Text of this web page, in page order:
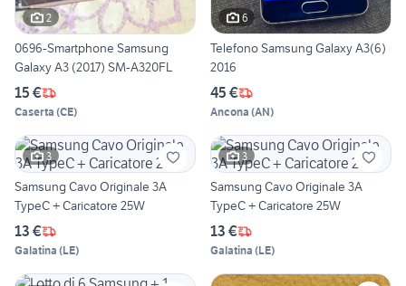
2
0696-Smartphone Samsung
Galaxy A3 (2017) SM-A320FL
15 €
Caserta (CE)
6
Telefono Samsung Galaxy A3(6)
2016
45 €
Ancona (AN)
3
Samsung Cavo Originale 3A
TypeC + Caricatore 25W
13 €
Galatina (LE)
3
Samsung Cavo Originale 3A
TypeC + Caricatore 25W
13 €
Galatina (LE)